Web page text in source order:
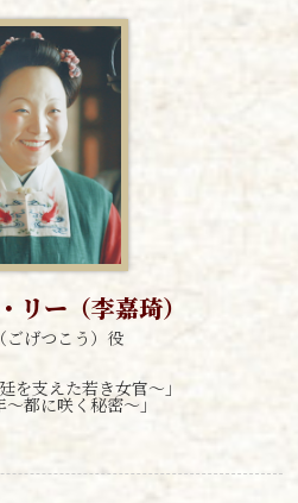
リー（李嘉琦）
ごげつこう）役
を支えた若き女官～」
都に咲く秘密～」